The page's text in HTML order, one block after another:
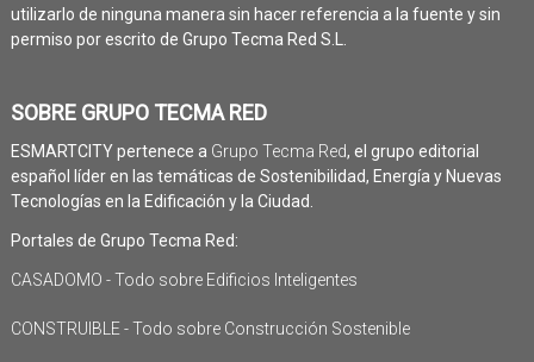
utilizarlo de ninguna manera sin hacer referencia a la fuente y sin
permiso por escrito de Grupo Tecma Red S.L.
SOBRE GRUPO TECMA RED
ESMARTCITY pertenece a Grupo Tecma Red, el grupo editorial
español líder en las temáticas de Sostenibilidad, Energía y Nuevas
Tecnologías en la Edificación y la Ciudad.
Portales de Grupo Tecma Red:
CASADOMO - Todo sobre Edificios Inteligentes
CONSTRUIBLE - Todo sobre Construcción Sostenible